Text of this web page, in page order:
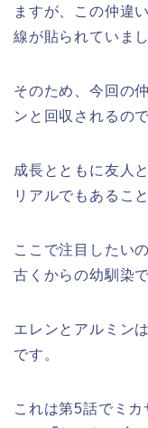
ますが、この仲違
線が貼られていまし
そのため、今回の
ンと回収されるの
成長とともに友人
リアルでもあるこ
ここで注目したい
古くからの幼馴染
エレンとアルミン
です。
これは第5話でミ